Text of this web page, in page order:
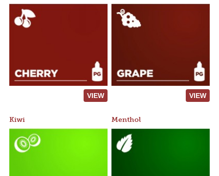
VIEW VIEW
Kiwi Menthol